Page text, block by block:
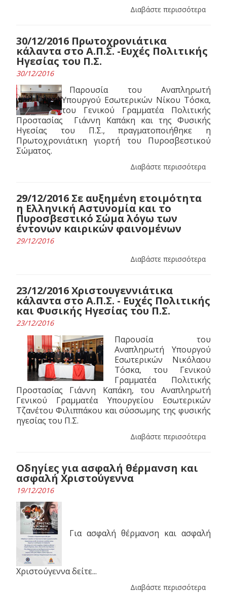
Διαβάστε περισσότερα
30/12/2016 Πρωτοχρονιάτικα
κάλαντα στο Α.Π.Σ. -Ευχές Πολιτικής
Ηγεσίας του Π.Σ.
30/12/2016
Παρουσία του Αναπληρωτή
Υπουργού Εσωτερικών Νίκου Τόσκα,
του Γενικού Γραμματέα Πολιτικής
Προστασίας Γιάννη Καπάκη και της Φυσικής
Ηγεσίας του Π.Σ., πραγματοποιήθηκε η
Πρωτοχρονιάτικη γιορτή του Πυροσβεστικού
Σώματος.
Διαβάστε περισσότερα
29/12/2016 Σε αυξημένη ετοιμότητα
η Ελληνική Αστυνομία και το
Πυροσβεστικό Σώμα λόγω των
έντονων καιρικών φαινομένων
29/12/2016
Διαβάστε περισσότερα
23/12/2016 Χριστουγεννιάτικα
κάλαντα στο Α.Π.Σ. - Ευχές Πολιτικής
και Φυσικής Ηγεσίας του Π.Σ.
23/12/2016
Παρουσία του
Αναπληρωτή Υπουργoύ
Εσωτερικών Νικόλαου
Τόσκα, του Γενικού
Γραμματέα Πολιτικής
Προστασίας Γιάννη Καπάκη, του Αναπληρωτή
Γενικού Γραμματέα Υπουργείου Εσωτερικών
Τζανέτου Φιλιππάκου και σύσσωμης της φυσικής
ηγεσίας του Π.Σ.
Διαβάστε περισσότερα
Οδηγίες για ασφαλή θέρμανση και
ασφαλή Χριστούγεννα
19/12/2016
Για ασφαλή θέρμανση και ασφαλή
Χριστούγεννα δείτε...
Διαβάστε περισσότερα